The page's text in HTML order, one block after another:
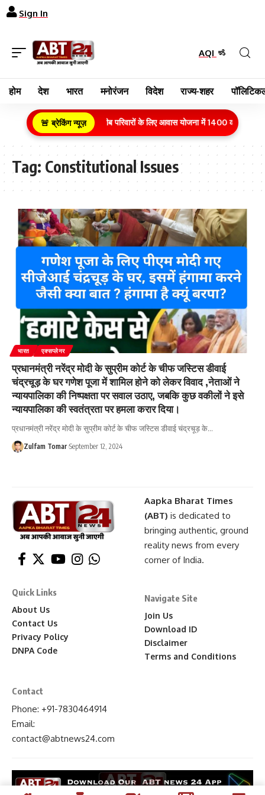
Sign In
AQI
होम देश भारत मनोरंजन विदेश राज्य-शहर
🚨 ब्रेकिंग न्यूज़
ग्रामीण क्षेत्र के गरीब परिवारों के लिए आवास योजना में 1400 करोड़ रुपये
Tag: Constitutional Issues
भारत एक्सप्लेनर
प्रधानमंत्री नरेंद्र मोदी के सुप्रीम कोर्ट के चीफ जस्टिस डीवाई
चंद्रचूड़ के घर गणेश पूजा में शामिल होने को लेकर विवाद ,नेताओं ने
न्यायपालिका की निष्पक्षता पर सवाल उठाए, जबकि कुछ वकीलों ने इसे
न्यायपालिका की स्वतंत्रता पर हमला करार दिया।
प्रधानमंत्री नरेंद्र मोदी के सुप्रीम कोर्ट के चीफ जस्टिस डीवाई चंद्रचूड़ के…
Zulfam Tomar September 12, 2024
Aapka Bharat Times
(ABT) is dedicated to
bringing authentic, ground
reality news from every
corner of India.
Quick Links
About Us
Contact Us
Privacy Policy
DNPA Code
Navigate Site
Join Us
Download ID
Disclaimer
Terms and Conditions
Contact
Phone: +91-7830464914
Email:
contact@abtnews24.com